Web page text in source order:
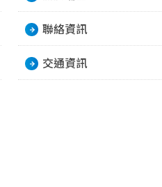
聯絡資訊
交通資訊